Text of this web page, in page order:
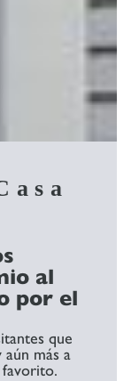
al
por el
que
más a